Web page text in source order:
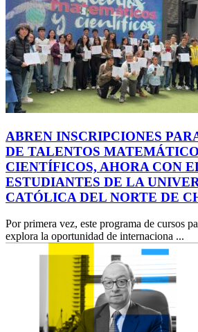
ABREN INSCRIPCIONES
DE TALENTOS
CIENTÍFICOS, AHORA CON
ESTUDIANTES DE LA
CATÓLICA DEL NORTE DE
Por primera vez, este programa de cursos
explora la oportunidad de internaciona ...